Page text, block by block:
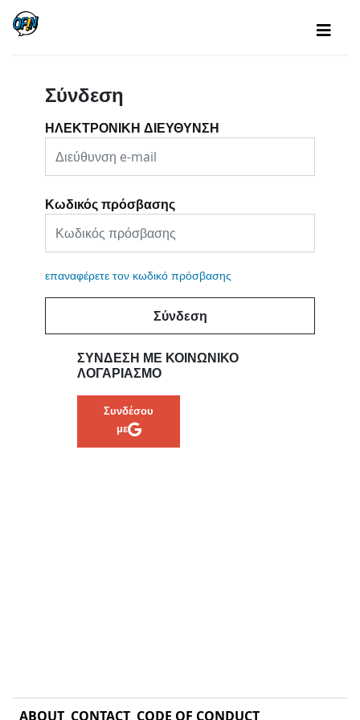
Σύνδεση
ΗΛΕΚΤΡΟΝΙΚΗ ΔΙΕΥΘΥΝΣΗ
Κωδικός πρόσβασης
επαναφέρετε τον κωδικό πρόσβασης
Σύνδεση
ΣΎΝΔΕΣΗ ΜΕ ΚΟΙΝΩΝΙΚΌ
ΛΟΓΑΡΙΑΣΜΌ
Συνδέσου
με
ABOUT CONTACT CODE OF CONDUCT